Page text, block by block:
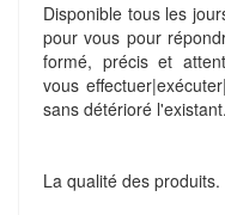
Disponible tous les
pour vous pour
formé, précis et
vous
sans détérioré l'existant.
La qualité des produits.